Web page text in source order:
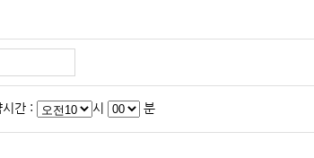
간 : 시 분